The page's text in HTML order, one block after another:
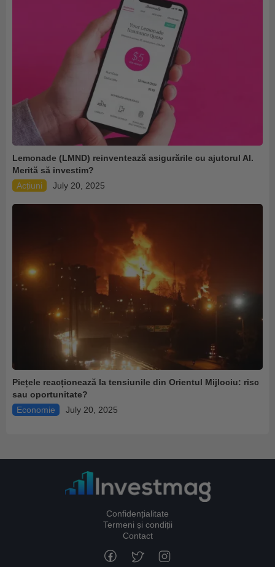
Lemonade (LMND) reinventează asigurările cu ajutorul AI.
Merită să investim?
Acțiuni
July 20, 2025
Piețele reacționează la tensiunile din Orientul Mijlociu: risc
sau oportunitate?
Economie
July 20, 2025
Confidențialitate
Termeni și condiții
Contact